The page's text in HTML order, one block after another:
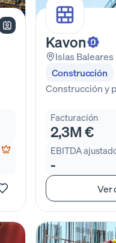
Kavon
Islas Baleares
Construcción
Construcción y
Facturación
2,3M €
EBITDA
-
Ver